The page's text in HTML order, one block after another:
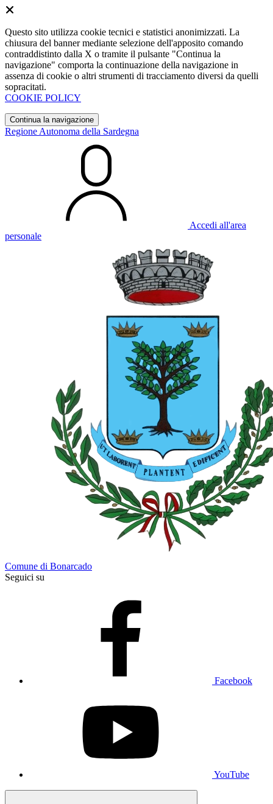
Questo sito utilizza cookie tecnici e statistici anonimizzati. La
chiusura del banner mediante selezione dell'apposito comando
contraddistinto dalla X o tramite il pulsante "Continua la
navigazione" comporta la continuazione della navigazione in
assenza di cookie o altri strumenti di tracciamento diversi da quelli
sopracitati.
COOKIE POLICY
Continua la navigazione
Regione Autonoma della Sardegna
Accedi all'area
personale
Comune di Bonarcado
Seguici su
Facebook
YouTube